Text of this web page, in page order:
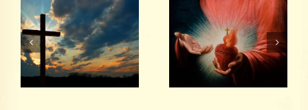
Malda „O,
Esantysis”
Švenčiausios
Jėzaus Širdies
Novena
(devyndienis)